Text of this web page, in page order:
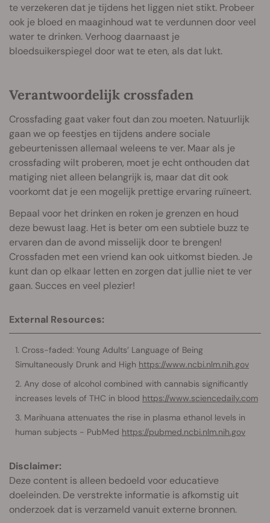
te verzekeren dat je tijdens het liggen niet stikt. Probeer
ook je bloed en maaginhoud wat te verdunnen door veel
water te drinken. Verhoog daarnaast je
bloedsuikerspiegel door wat te eten, als dat lukt.
Verantwoordelijk crossfaden
Crossfading gaat vaker fout dan zou moeten. Natuurlijk
gaan we op feestjes en tijdens andere sociale
gebeurtenissen allemaal weleens te ver. Maar als je
crossfading wilt proberen, moet je echt onthouden dat
matiging niet alleen belangrijk is, maar dat dit ook
voorkomt dat je een mogelijk prettige ervaring ruïneert.
Bepaal voor het drinken en roken je grenzen en houd
deze bewust laag. Het is beter om een subtiele buzz te
ervaren dan de avond misselijk door te brengen!
Crossfaden met een vriend kan ook uitkomst bieden. Je
kunt dan op elkaar letten en zorgen dat jullie niet te ver
gaan. Succes en veel plezier!
External Resources:
Cross-faded: Young Adults’ Language of Being
Simultaneously Drunk and High https://www.ncbi.nlm.nih.gov
Any dose of alcohol combined with cannabis significantly
increases levels of THC in blood https://www.sciencedaily.com
Marihuana attenuates the rise in plasma ethanol levels in
human subjects - PubMed https://pubmed.ncbi.nlm.nih.gov
Disclaimer:
Deze content is alleen bedoeld voor educatieve
doeleinden. De verstrekte informatie is afkomstig uit
onderzoek dat is verzameld vanuit externe bronnen.